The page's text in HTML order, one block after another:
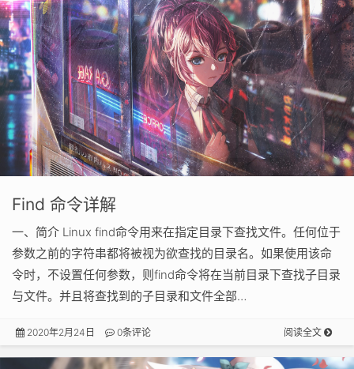
Find 命令详解
一、简介 Linux find命令用来在指定目录下查找文件。任何位于
参数之前的字符串都将被视为欲查找的目录名。如果使用该命
令时，不设置任何参数，则find命令将在当前目录下查找子目录
与文件。并且将查找到的子目录和文件全部…
2020年2月24日 0条评论 阅读全文